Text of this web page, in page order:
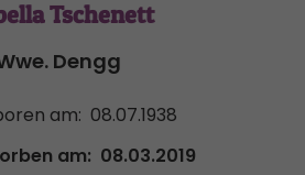
Tschenett
Dengg
am: 08.07.1938
am: 08.03.2019